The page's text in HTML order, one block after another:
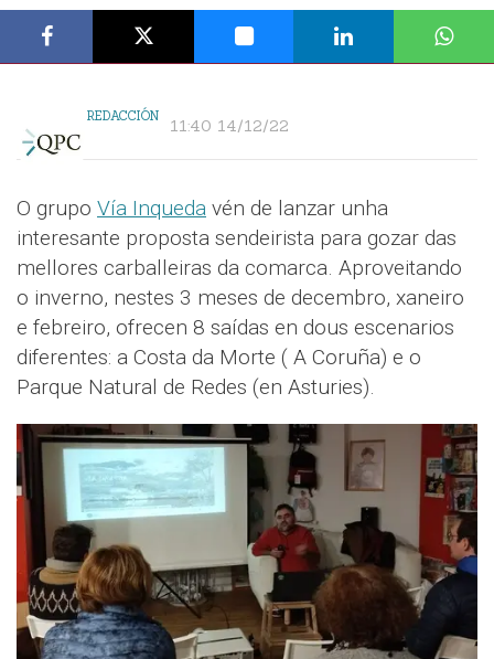
REDACCIÓN 11:40 14/12/22
O grupo Vía Inqueda vén de lanzar unha
interesante proposta sendeirista para gozar das
mellores carballeiras da comarca. Aproveitando
o inverno, nestes 3 meses de decembro, xaneiro
e febreiro, ofrecen 8 saídas en dous escenarios
diferentes: a Costa da Morte ( A Coruña) e o
Parque Natural de Redes (en Asturies).